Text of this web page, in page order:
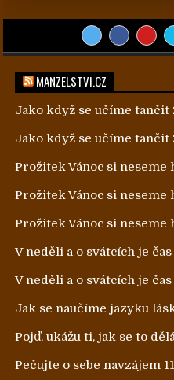
MANZELSTVI.CZ
Jako když se učíme tančit
Jako když se učíme tančit
Prožitek Vánoc si neseme
Prožitek Vánoc si neseme
Prožitek Vánoc si neseme
V neděli a o svátcích je
V neděli a o svátcích je
Jak se naučíme jazyku
Pojď, ukážu ti, jak se to dělá
Pečujte o sebe navzájem